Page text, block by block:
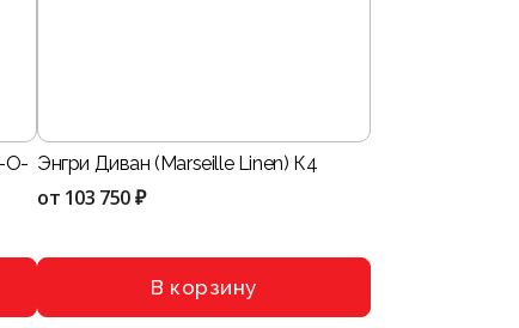
O- Энгри Диван (Marseille Linen) К4
от 103 750 ₽
В корзину